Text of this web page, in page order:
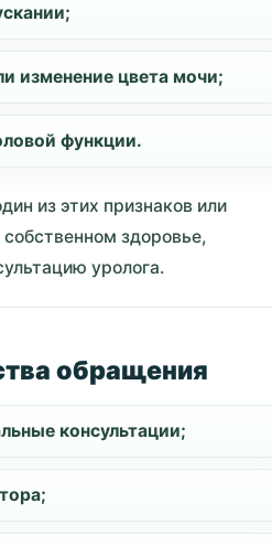
изменение цвета мочи;
функции.
из этих признаков или
собственном здоровье,
уролога.
обращения
консультации;